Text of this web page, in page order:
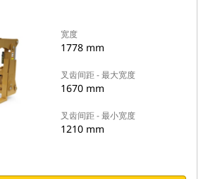
宽度
1778 mm
叉齿间距 - 最大宽度
1670 mm
叉齿间距 - 最小宽度
1210 mm